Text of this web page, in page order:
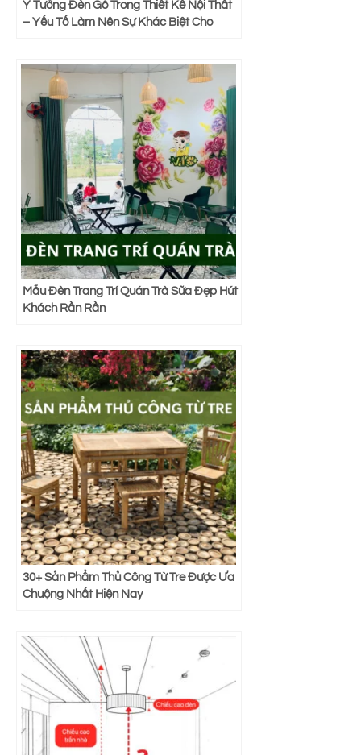
Ý Tưởng Đèn Gỗ Trong Thiết Kế Nội Thất
– Yếu Tố Làm Nên Sự Khác Biệt Cho
Mẫu Đèn Trang Trí Quán Trà Sữa Đẹp Hút
Khách Rần Rần
30+ Sản Phẩm Thủ Công Từ Tre Được Ưa
Chuộng Nhất Hiện Nay